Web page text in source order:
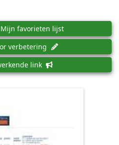
favorieten lijst
verbetering
link